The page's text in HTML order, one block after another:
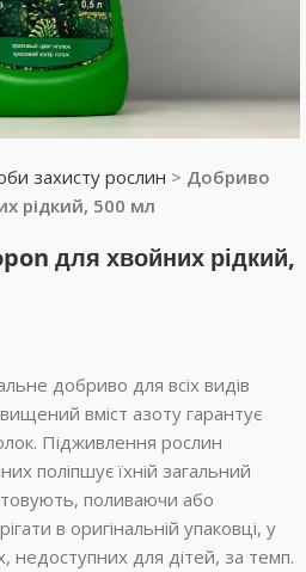
захисту рослин > Добриво
рідкий, 500 мл
для хвойних рідкий,
добриво для всіх видів
вміст азоту гарантує
Підживлення рослин
поліпшує їхній загальний
поливаючи або
в оригінальній упаковці, у
недоступних для дітей, за темп.